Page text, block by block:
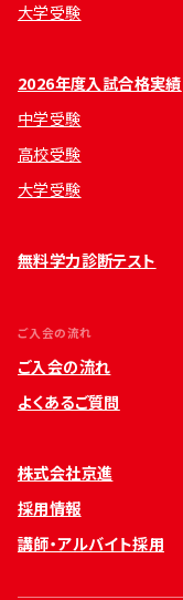
大学受験
2026年度入試合格実績
中学受験
高校受験
大学受験
無料学力診断テスト
ご入会の流れ
ご入会の流れ
よくあるご質問
株式会社京進
採用情報
講師・アルバイト採用